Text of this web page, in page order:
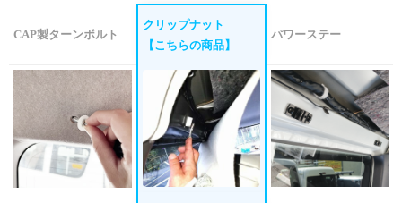
CAP製ターンボルト
クリップナット
【こちらの商品】
パワーステー